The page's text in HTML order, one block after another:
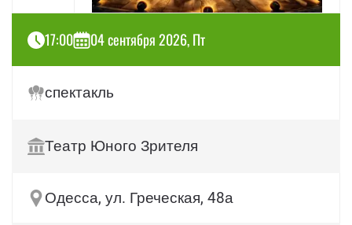
17:00 04 сентября 2026, Пт
спектакль
Театр Юного Зрителя
Одесса, ул. Греческая, 48а